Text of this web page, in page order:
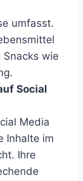
umfasst.
wie
Social
Media
Inhalte im
Ihre